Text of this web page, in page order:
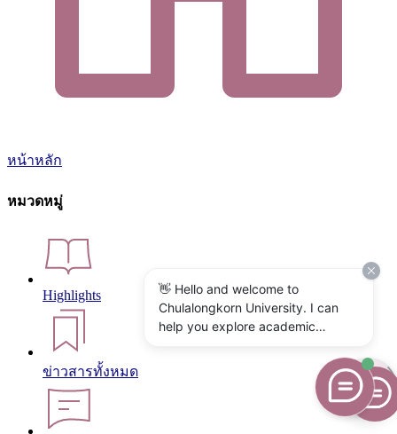
หน้าหลัก
หมวดหมู่
Highlights
ข่าวสารทั้งหมด
👋 Hello and welcome to
Chulalongkorn University. I can
help you explore academic